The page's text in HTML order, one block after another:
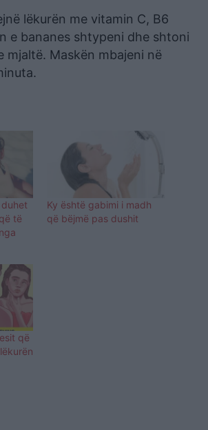
lëkurën me vitamin C, B6
e bananes shtypeni dhe shtoni
mjaltë. Maskën mbajeni në
të
Ky është gabimi i madh
që bëjmë pas dushit
që